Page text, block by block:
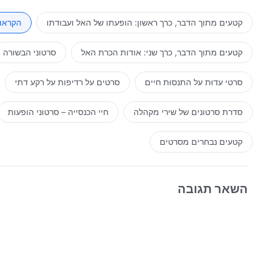
ובמחשבתנו כדי למדוד את דברי האל. באשר לדברים שאמר
אתה מעז להסביר את דבריו? מאחר שאינך מעז להסביר את
יותר נשגב, ישוע או ישעיהו? מאחר שהתשובה היא ישוע,
לך מראש על עבודתו? אף ברוא לא יכול לדעת זאת, אפילו לא
האדם יותר מדי לוקה בחסר. הדבר החיוני עבורכם כעת הוא
ישוע, ומעבודתו של ישוע ועד לעידן הנוכחי – שלושת שלבי
וכולם מהווים עבודה של רוח אחת. מאז בריאת העולם,
והאחרון, והוא האחד שפותח עידן והאחד שסוגר את העידן.
הם עבודתה של רוח אחת. כל מי שמפריד בין שלושת שלבי
מהשלב הראשון ועד ימינו היא עבודתו של אל אחד, עבודתה
קטעים מתוך הדבר, כרך ראשון: הופעתו של האל ועבודתו
קטעים מתוך הדבר, כרך שני: אודות הכרת האל סרטוני הבשורה
סרטי עדוּת על התנסוּת חיים סרטים על רדיפות על רקע דתי
סדרת סרטונים של שירי מקהלה חיי הכנסייה – סרטוני הופעות
קטעים נבחרים מסרטים
השאר תגובה